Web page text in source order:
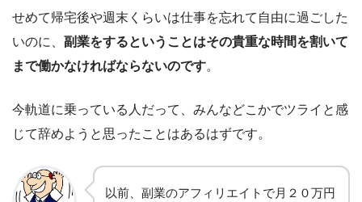
せめて帰宅後や週末くらいは仕事を忘れて自由に過ごした
いのに、 副業をするということはその貴重な時間を割いて
まで働かなければならないのです。
今軌道に乗っている人だって、みんなどこかでツライと感
じて辞めようと思ったことはあるはずです。
以前、副業のアフィリエイトで月２０万円